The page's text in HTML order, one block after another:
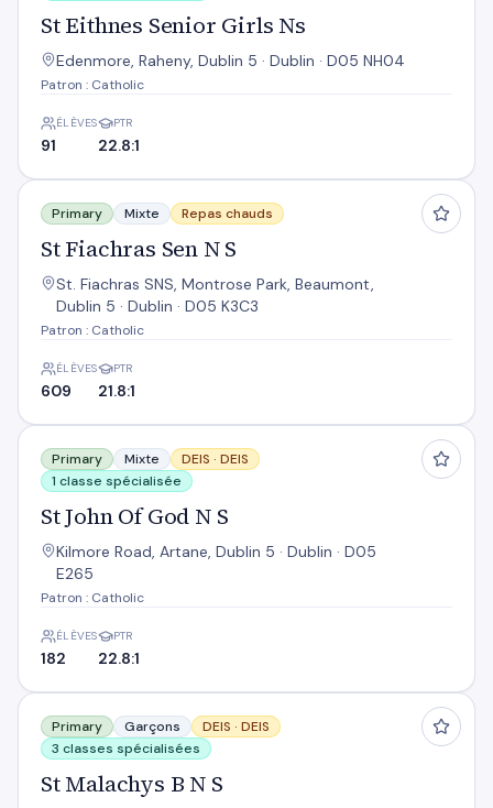
St Eithnes Senior Girls Ns
Edenmore, Raheny, Dublin 5 · Dublin · D05 NH04
Patron : Catholic
ÉLÈVES
91
PTR
22.8:1
St Fiachras Sen N S
Primary Mixte Repas chauds
St Fiachras Sen N S
St. Fiachras SNS, Montrose Park, Beaumont,
Dublin 5 · Dublin · D05 K3C3
Patron : Catholic
ÉLÈVES
609
PTR
21.8:1
St John Of God N S
Primary Mixte DEIS · DEIS
1 classe spécialisée
St John Of God N S
Kilmore Road, Artane, Dublin 5 · Dublin · D05
E265
Patron : Catholic
ÉLÈVES
182
PTR
22.8:1
St Malachys B N S
Primary Garçons DEIS · DEIS
3 classes spécialisées
St Malachys B N S